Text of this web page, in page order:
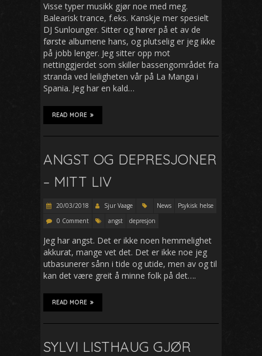
Visse typer musikk gjør noe med meg.
Balearisk trance, f.eks. Kanskje mer spesielt
DJ Sunlounger. Sitter og hører på et av de
første albumene hans, og plutselig er jeg ikke
på jobb lenger. Jeg sitter opp mot
nettinggjerdet som skiller bassengområdet fra
stranda ved leiligheten vår på La Manga i
Spania. Jeg har en kald…
READ MORE
ANGST OG DEPRESJONER
– MITT LIV
20/03/2018 Sjur Vaage News
Psykisk helse
0 Comment
angst depresjon
Jeg har angst. Det er ikke noen hemmelighet
akkurat, mange vet det. Det er ikke noe jeg
utbasunerer sånn i tide og utide, men av og til
kan det være greit å minne folk på det….
READ MORE
SYLVI LISTHAUG GJØR